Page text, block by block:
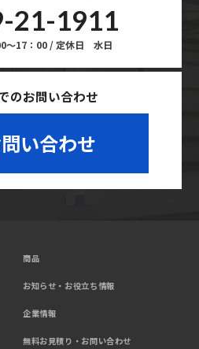
21-1911
～17：00 / 定休日 水日
のお問い合わせ
い合わせ
商品
お知らせ・お役立ち情報
企業情報
無料お見積り・お問い合わせ